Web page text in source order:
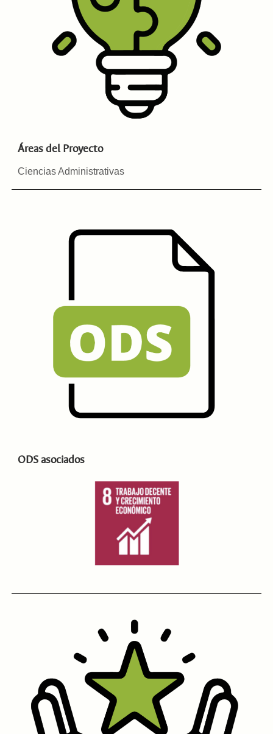
Áreas del Proyecto
Ciencias Administrativas
ODS asociados